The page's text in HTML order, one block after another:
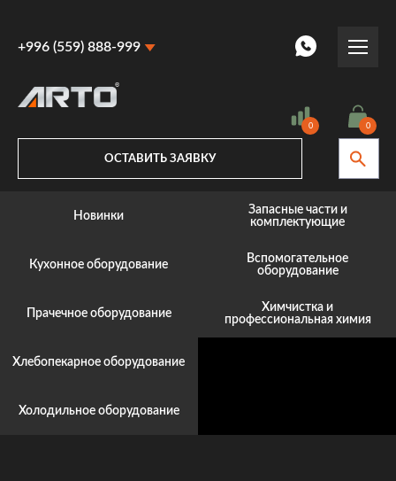
+996 (559) 888-999
+996 (559) 888-999
0 0
ОСТАВИТЬ ЗАЯВКУ
Новинки
Кухонное оборудование
Прачечное оборудование
Хлебопекарное оборудование
Холодильное оборудование
Запасные части и
комплектующие
Вспомогательное
оборудование
Химчистка и
профессиональная химия